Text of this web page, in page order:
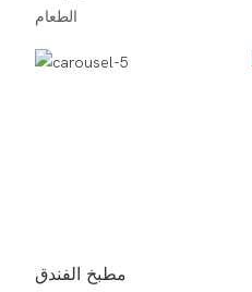
الطعام
مطبخ الفندق